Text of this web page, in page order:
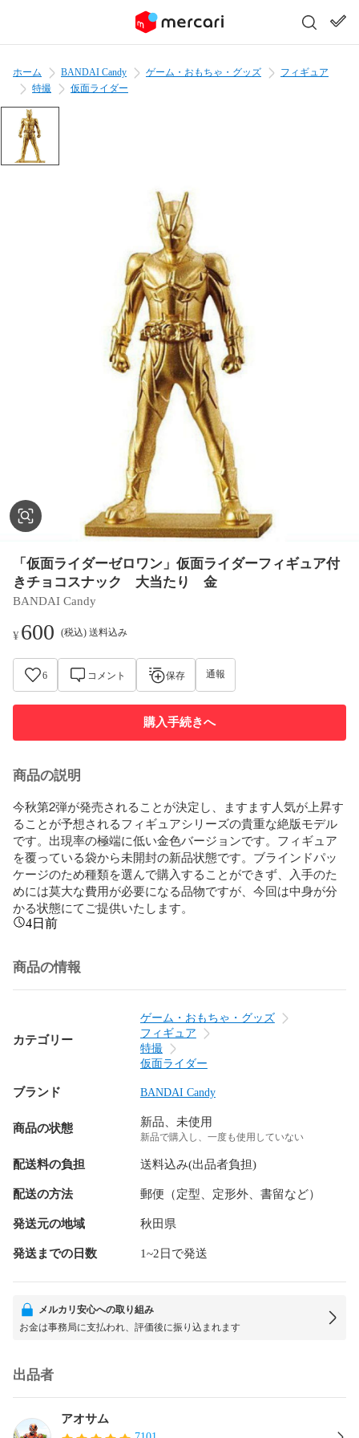
ホーム BANDAI Candy ゲーム・おもちゃ・グッズ
フィギュア
特撮
仮面ライダー
「仮面ライダーゼロワン」仮面ライダーフィギュア付
きチョコスナック 大当たり 金
BANDAI Candy
¥600 (税込) 送料込み
6 コメント 保存 通報
購入手続きへ
商品の説明
今秋第2弾が発売されることが決定し、ますます人気が上昇す
ることが予想されるフィギュアシリーズの貴重な絶版モデル
です。出現率の極端に低い金色バージョンです。フィギュア
を覆っている袋から未開封の新品状態です。ブラインドパッ
ケージのため種類を選んで購入することができず、入手のた
めには莫大な費用が必要になる品物ですが、今回は中身が分
かる状態にてご提供いたします。
4日前
商品の情報
カテゴリー
ゲーム・おもちゃ・グッズ
フィギュア
特撮
仮面ライダー
ブランド BANDAI Candy
商品の状態 新品、未使用
新品で購入し、一度も使用していない
配送料の負担 送料込み(出品者負担)
配送の方法 郵便（定型、定形外、書留など）
発送元の地域 秋田県
発送までの日数 1~2日で発送
メルカリ安心への取り組み
お金は事務局に支払われ、評価後に振り込まれます
出品者
アオサム